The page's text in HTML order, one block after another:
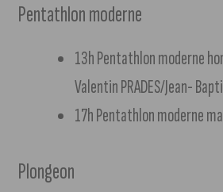
Pentathlon moderne
13h Pentathlon moderne
Valentin PRADES/Jean-
17h Pentathlon moderne
Plongeon